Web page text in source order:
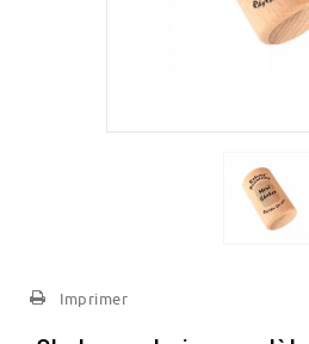
Imprimer